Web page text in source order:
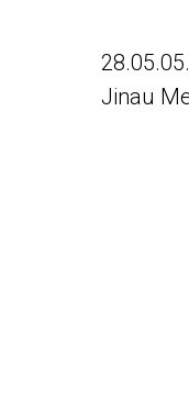
Jinau